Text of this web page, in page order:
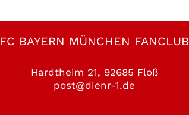
FC BAYERN MÜNCHEN FANCLUB
Hardtheim 21, 92685 Floß
post@dienr-1.de